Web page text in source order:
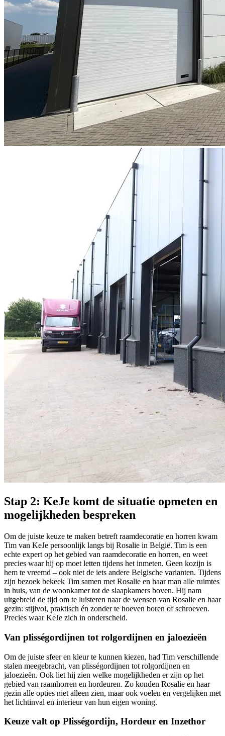
Stap 2: KeJe komt de situatie opmeten en
mogelijkheden bespreken
Om de juiste keuze te maken betreft raamdecoratie en horren kwam
Tim van KeJe persoonlijk langs bij Rosalie in België. Tim is een
echte expert op het gebied van raamdecoratie en horren, en weet
precies waar hij op moet letten tijdens het inmeten. Geen kozijn is
hem te vreemd – ook niet de iets andere Belgische varianten. Tijdens
zijn bezoek bekeek Tim samen met Rosalie en haar man alle ruimtes
in huis, van de woonkamer tot de slaapkamers boven. Hij nam
uitgebreid de tijd om te luisteren naar de wensen van Rosalie en haar
gezin: stijlvol, praktisch én zonder te hoeven boren of schroeven.
Precies waar KeJe zich in onderscheid.
Van plisségordijnen tot rolgordijnen en jaloezieën
Om de juiste sfeer en kleur te kunnen kiezen, had Tim verschillende
stalen meegebracht, van plisségordijnen tot rolgordijnen en
jaloezieën. Ook liet hij zien welke mogelijkheden er zijn op het
gebied van raamhorren en hordeuren. Zo konden Rosalie en haar
gezin alle opties niet alleen zien, maar ook voelen en vergelijken met
het lichtinval en interieur van hun eigen woning.
Keuze valt op Plisségordijn, Hordeur en Inzethor